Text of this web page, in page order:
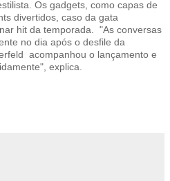
Os gadgets, como capas de
divertidos, caso da gata
hit da temporada. "As conversas
no dia após o desfile da
acompanhou o lançamento e
explica.